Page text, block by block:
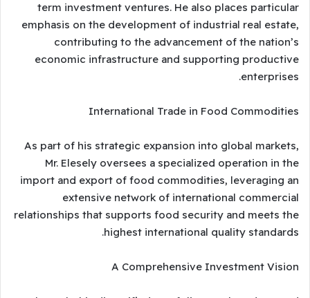
term investment ventures. He also places particular
emphasis on the development of industrial real estate,
contributing to the advancement of the nation’s
economic infrastructure and supporting productive
enterprises.
International Trade in Food Commodities
As part of his strategic expansion into global markets,
Mr. Elesely oversees a specialized operation in the
import and export of food commodities, leveraging an
extensive network of international commercial
relationships that supports food security and meets the
highest international quality standards.
A Comprehensive Investment Vision